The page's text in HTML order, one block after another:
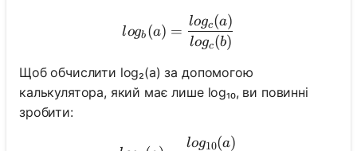
log_b(a) =
logb (a) =
logc(b)
logc(a)
Щоб обчислити log₂(a) за допомогою
калькулятора, який має лише log₁₀, ви повинні
зробити:
log₂(a) =
log10(a)